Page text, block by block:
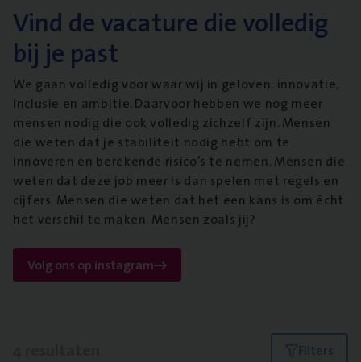
Vind de vacature die volledig
bij je past
We gaan volledig voor waar wij in geloven: innovatie,
inclusie en ambitie. Daarvoor hebben we nog meer
mensen nodig die ook volledig zichzelf zijn. Mensen
die weten dat je stabiliteit nodig hebt om te
innoveren en berekende risico’s te nemen. Mensen die
weten dat deze job meer is dan spelen met regels en
cijfers. Mensen die weten dat het een kans is om écht
het verschil te maken. Mensen zoals jij?
Volg ons op instagram
Filters